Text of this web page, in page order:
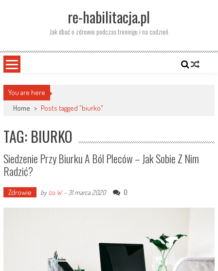
re-habilitacja.pl
Jak dbać o zdrowie podczas treningu i na codzień
You are here
Home > Posts tagged "biurko"
TAG: BIURKO
Siedzenie Przy Biurku A Ból Pleców – Jak Sobie Z Nim
Radzić?
Zdrowie byIza W.- 31 marca 2020 0